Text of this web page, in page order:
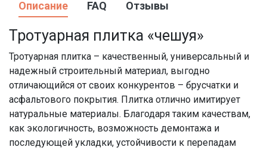
Описание FAQ Отзывы
Тротуарная плитка «чешуя»
Тротуарная плитка – качественный, универсальный и
надежный строительный материал, выгодно
отличающийся от своих конкурентов – брусчатки и
асфальтового покрытия. Плитка отлично имитирует
натуральные материалы. Благодаря таким качествам,
как экологичность, возможность демонтажа и
последующей укладки, устойчивости к перепадам